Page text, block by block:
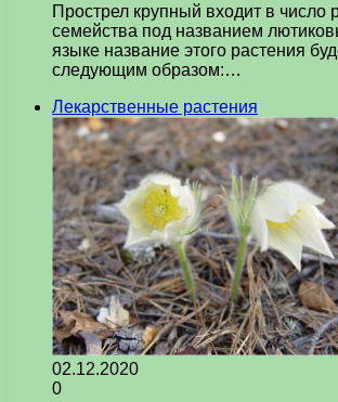
Прострел крупный входит в число
семейства под названием
языке название этого растения
следующим образом:…
Лекарственные растения
02.12.2020
0